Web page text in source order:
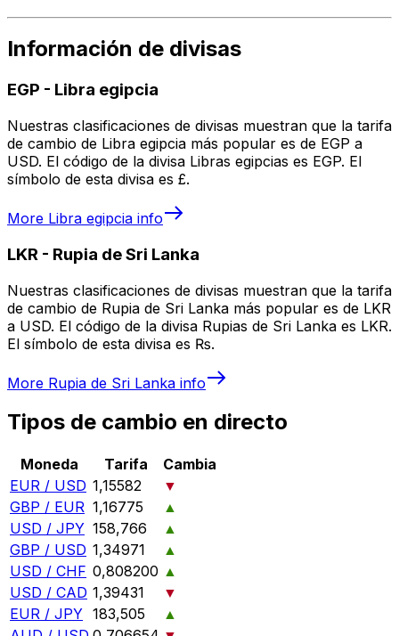
Información de divisas
EGP - Libra egipcia
Nuestras clasificaciones de divisas muestran que la tarifa
de cambio de Libra egipcia más popular es de EGP a
USD. El código de la divisa Libras egipcias es EGP. El
símbolo de esta divisa es £.
More Libra egipcia info
LKR - Rupia de Sri Lanka
Nuestras clasificaciones de divisas muestran que la tarifa
de cambio de Rupia de Sri Lanka más popular es de LKR
a USD. El código de la divisa Rupias de Sri Lanka es LKR.
El símbolo de esta divisa es ₨.
More Rupia de Sri Lanka info
Tipos de cambio en directo
Moneda Tarifa
Cambia
EUR / USD 1,15582
▼
GBP / EUR 1,16775
▲
USD / JPY 158,766
▲
GBP / USD 1,34971
▲
USD / CHF 0,808200 ▲
USD / CAD 1,39431
▼
EUR / JPY 183,505
▲